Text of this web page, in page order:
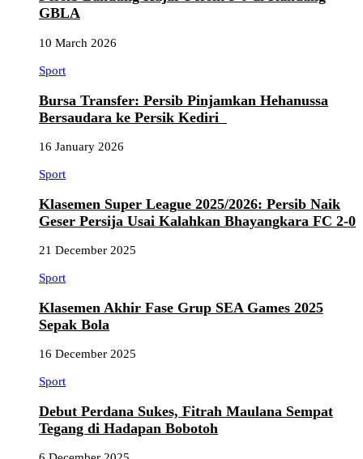
GBLA
10 March 2026
Sport
Bursa Transfer: Persib Pinjamkan Hehanussa
Bersaudara ke Persik Kediri
16 January 2026
Sport
Klasemen Super League 2025/2026: Persib Naik
Geser Persija Usai Kalahkan Bhayangkara FC 2-0
21 December 2025
Sport
Klasemen Akhir Fase Grup SEA Games 2025
Sepak Bola
16 December 2025
Sport
Debut Perdana Sukes, Fitrah Maulana Sempat
Tegang di Hadapan Bobotoh